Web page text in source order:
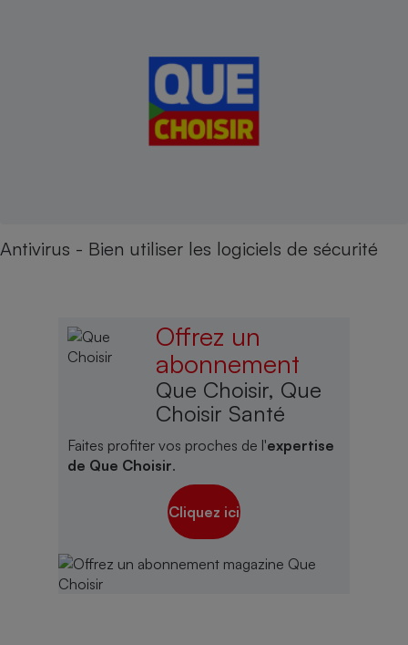
Antivirus - Bien utiliser les logiciels de sécurité
Offrez un
abonnement
Que Choisir, Que
Choisir Santé
Faites profiter vos proches de l'expertise
de Que Choisir.
Cliquez ici